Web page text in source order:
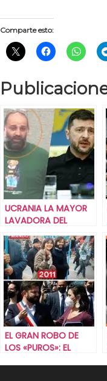
Comparte esto:
UCRANIA LA MAYOR
LAVADORA DEL
MUNDO.
EL GRAN ROBO DE
LOS «PUROS»: EL